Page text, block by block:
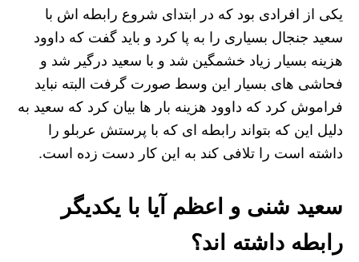
یکی از افرادی بود که در ابتدای شروع رابطه اش با
سعید جنجال بسیاری را به پا کرد و باید گفت که داوود
هزینه بسیار زیاد خشمگین شد و با سعید درگیر شد و
فحاشی های بسیار این وسط صورت گرفت البته نباید
فراموش کرد که داوود هزینه بار ها بیان کرد که سعید به
دلیل این که بتواند رابطه‌ ای که با پرستش عربلو را
داشته است را تلافی کند به این کار دست زده است.
سعید شنی و اعظم آیا با یکدیگر
رابطه داشته اند؟